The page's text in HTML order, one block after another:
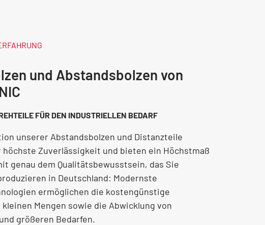
und Abstandsbolzen von
FÜR DEN INDUSTRIELLEN BEDARF
unserer Abstandsbolzen und Distanzteile
Zuverlässigkeit und bieten ein Höchstmaß
genau dem Qualitätsbewusstsein, das Sie
in Deutschland: Modernste
ermöglichen die kostengünstige
Mengen sowie die Abwicklung von
größeren Bedarfen.